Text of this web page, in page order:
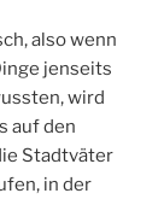
also wenn
jenseits
wird
auf den
Stadtväter
in der